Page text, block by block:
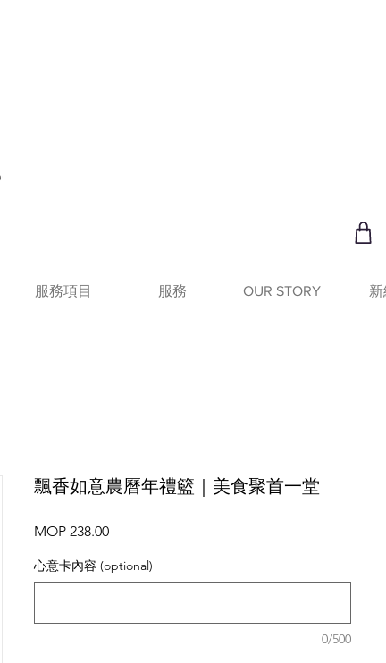
服務項目 服務 OUR STORY
飄香如意農曆年禮籃｜美食聚首一堂
MOP 238.00Price
心意卡內容 (optional)
0/500